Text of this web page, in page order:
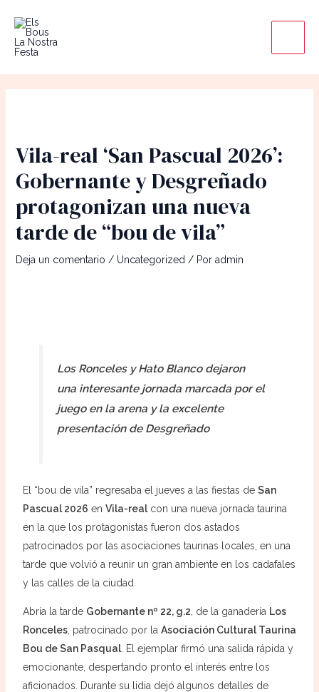
contenido
Vila-real ‘San Pascual 2026’:
Gobernante y Desgreñado
protagonizan una nueva
tarde de “bou de vila”
Deja un comentario / Uncategorized / Por admin
Los Ronceles y Hato Blanco dejaron
una interesante jornada marcada por el
juego en la arena y la excelente
presentación de Desgreñado
El “bou de vila” regresaba el jueves a las fiestas de San
Pascual 2026 en Vila-realcon una nueva jornada taurina
en la que los protagonistas fueron dos astados
patrocinados por las asociaciones taurinas locales, en una
tarde que volvió a reunir un gran ambiente en los cadafales
y las calles de la ciudad.
Abría la tarde Gobernante nº 22, g.2 , de la ganadería Los
Ronceles, patrocinado por la Asociación Cultural Taurina
Bou de San Pasqual. El ejemplar firmó una salida rápida y
emocionante, despertando pronto el interés entre los
aficionados. Durante su lidia dejó algunos detalles de